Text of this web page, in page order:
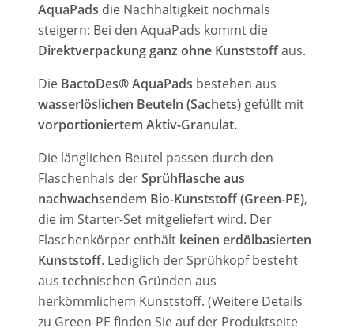
AquaPads die Nachhaltigkeit nochmals
steigern: Bei den AquaPads kommt die
Direktverpackung ganz ohne Kunststoffaus.
Die BactoDes® AquaPads bestehen aus
wasserlöslichen Beuteln (Sachets)gefüllt mit
vorportioniertem Aktiv-Granulat.
Die länglichen Beutel passen durch den
Flaschenhals derSprühflasche aus
nachwachsendem Bio-Kunststoff (Green-PE),
die im Starter-Set mitgeliefert wird. Der
Flaschenkörper enthält keinen erdölbasierten
Kunststoff. Lediglich der Sprühkopf besteht
aus technischen Gründen aus
herkömmlichem Kunststoff. (Weitere Details
zu Green-PE finden Sie auf der Produktseite